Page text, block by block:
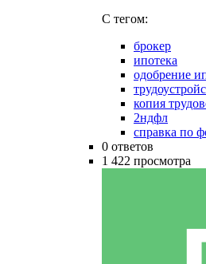
C тегом:
брокер
ипотека
одобрение
копия
2ндфл
справка по
0 ответов
1 422 просмотра